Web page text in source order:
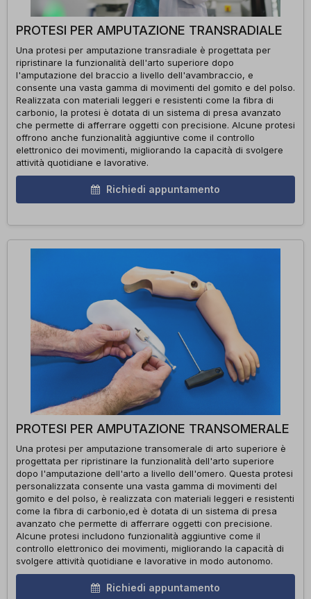
PROTESI PER AMPUTAZIONE TRANSRADIALE
Una protesi per amputazione transradiale è progettata per
ripristinare la funzionalità dell'arto superiore dopo
l'amputazione del braccio a livello dell'avambraccio, e
consente una vasta gamma di movimenti del gomito e del polso.
Realizzata con materiali leggeri e resistenti come la fibra di
carbonio, la protesi è dotata di un sistema di presa avanzato
che permette di afferrare oggetti con precisione. Alcune protesi
offrono anche funzionalità aggiuntive come il controllo
elettronico dei movimenti, migliorando la capacità di svolgere
attività quotidiane e lavorative.
Richiedi appuntamento
PROTESI PER AMPUTAZIONE TRANSOMERALE
Una protesi per amputazione transomerale di arto superiore è
progettata per ripristinare la funzionalità dell'arto superiore
dopo l'amputazione dell'arto a livello dell'omero. Questa protesi
personalizzata consente una vasta gamma di movimenti del
gomito e del polso, è realizzata con materiali leggeri e resistenti
come la fibra di carbonio,ed è dotata di un sistema di presa
avanzato che permette di afferrare oggetti con precisione.
Alcune protesi includono funzionalità aggiuntive come il
controllo elettronico dei movimenti, migliorando la capacità di
svolgere attività quotidiane e lavorative in modo autonomo.
Richiedi appuntamento